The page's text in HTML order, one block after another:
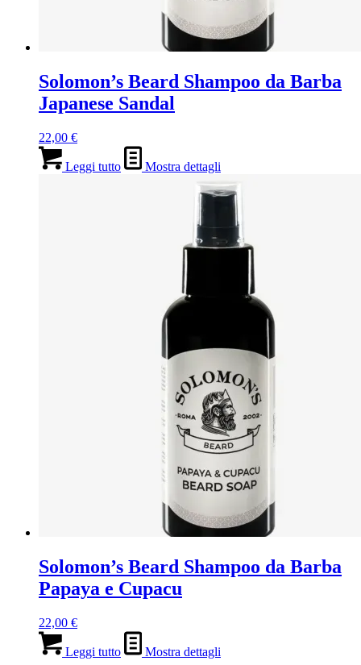
Solomon’s Beard Shampoo da Barba
Japanese Sandal
22,00 €
Leggi tutto Mostra dettagli
Solomon’s Beard Shampoo da Barba
Papaya e Cupacu
22,00 €
Leggi tutto Mostra dettagli